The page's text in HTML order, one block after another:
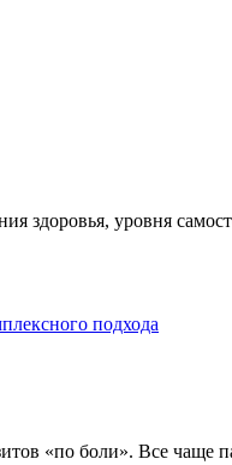
здоровья, уровня
подхода
«по боли». Все